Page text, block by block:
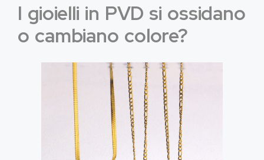
I gioielli in PVD si ossidano
o cambiano colore?